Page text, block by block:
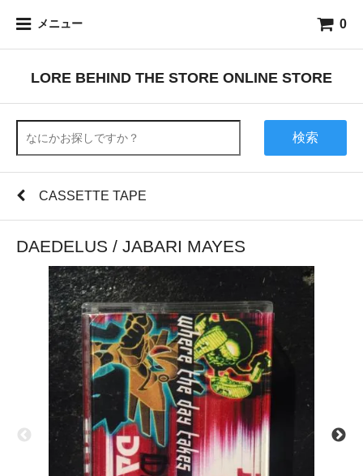
メニュー 0
LORE BEHIND THE STORE ONLINE STORE
検索
CASSETTE TAPE
DAEDELUS / JABARI MAYES